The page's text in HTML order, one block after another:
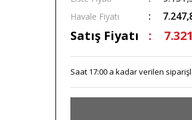
Havale Fiyatı
Satış Fiyatı
Saat 17:00 a kadar verilen